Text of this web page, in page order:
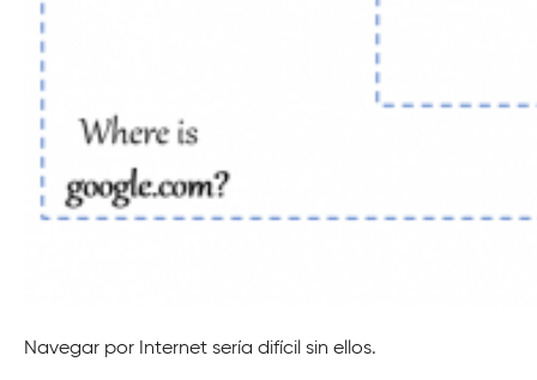
Navegar por Internet sería difícil sin ellos.